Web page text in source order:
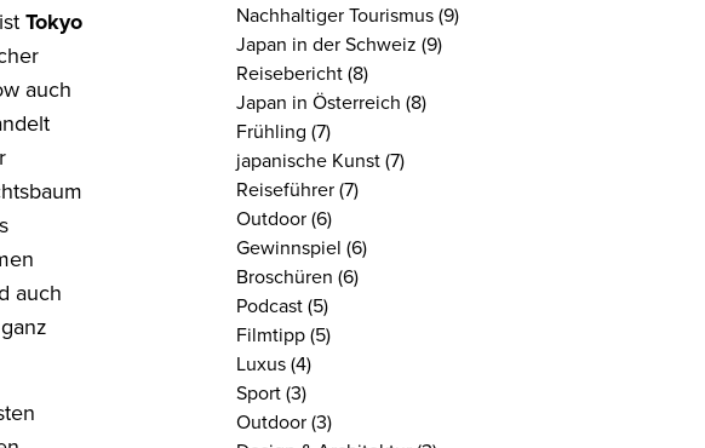
Tokyo
auch
auch
Nachhaltiger Tourismus (9)
Japan in der Schweiz (9)
Reisebericht (8)
Japan in Österreich (8)
Frühling (7)
japanische Kunst (7)
Reiseführer (7)
Outdoor (6)
Gewinnspiel (6)
Broschüren (6)
Podcast (5)
Filmtipp (5)
Luxus (4)
Sport (3)
Outdoor (3)